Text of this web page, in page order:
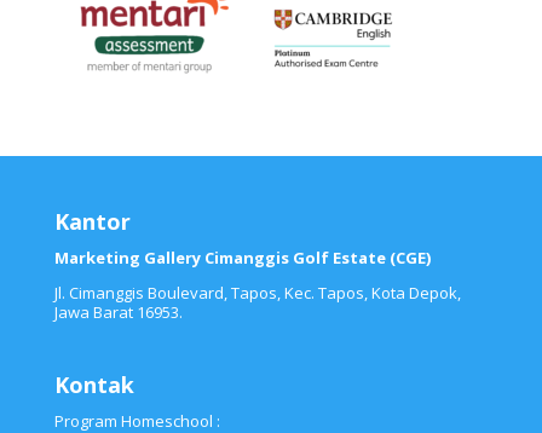
Kantor
Marketing Gallery Cimanggis Golf Estate (CGE)
Jl. Cimanggis Boulevard, Tapos, Kec. Tapos, Kota Depok,
Jawa Barat 16953.
Kontak
Program Homeschool :